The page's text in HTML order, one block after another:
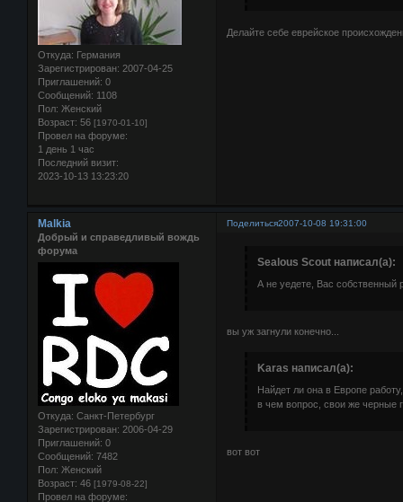
Откуда: Германия
Зарегистрирован: 2007-04-25
Приглашений: 0
Сообщений: 1108
Пол: Женский
Возраст: 56 [1970-01-10]
Провел на форуме:
1 день 1 час
Последний визит:
2023-10-13 13:23:20
Делайте себе еврейское
Поделиться2007-10-08 19:31:00
Malkia
Добрый и справедливый вождь
форума
Откуда: Санкт-Петербург
Зарегистрирован: 2006-04-29
Приглашений: 0
Сообщений: 7482
Пол: Женский
Возраст: 46 [1979-08-22]
Провел на форуме:
Sealous Scout написал(а):
А не уедете, Вас собственный
вы уж загнули конечно...
Karas написал(а):
Найдет ли она в Европе
в чем вопрос, свои же черные
вот вот